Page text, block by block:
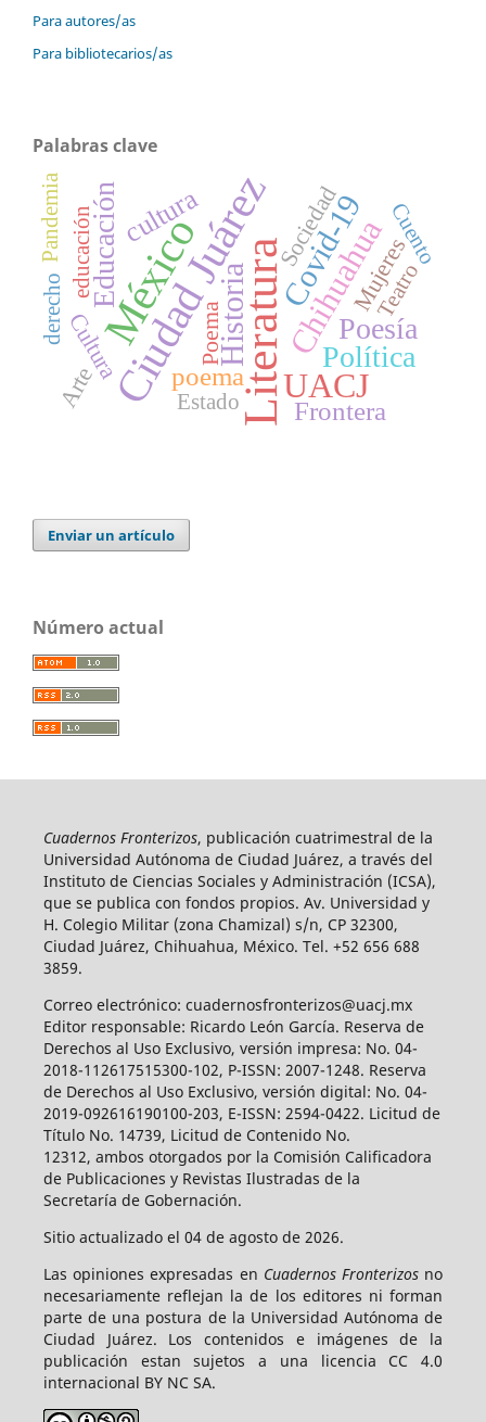
Para autores/as
Para bibliotecarios/as
Palabras clave
Literatura
Ciudad Juárez
México
UACJ
Chihuahua
Historia
Covid-19
Poesía
Educación
Política
cultura
poema
Frontera
Cultura Poema
Arte
Sociedad
Mujeres
derecho Teatro
educación
Pandemia Cuento
Estado
Enviar un artículo
Número actual
Cuadernos Fronterizos, publicación cuatrimestral de la
Universidad Autónoma de Ciudad Juárez, a través del
Instituto de Ciencias Sociales y Administración (ICSA),
que se publica con fondos propios. Av. Universidad y
H. Colegio Militar (zona Chamizal) s/n, CP 32300,
Ciudad Juárez, Chihuahua, México. Tel. +52 656 688
3859.
Correo electrónico: cuadernosfronterizos@uacj.mx
Editor responsable: Ricardo León García. Reserva de
Derechos al Uso Exclusivo, versión impresa: No. 04-
2018-112617515300-102, P-ISSN: 2007-1248. Reserva
de Derechos al Uso Exclusivo, versión digital: No. 04-
2019-092616190100-203, E-ISSN: 2594-0422. Licitud de
Título No. 14739, Licitud de Contenido No.
12312, ambos otorgados por la Comisión Calificadora
de Publicaciones y Revistas Ilustradas de la
Secretaría de Gobernación.
Sitio actualizado el 04 de agosto de 2026.
Las opiniones expresadas en Cuadernos Fronterizosno
necesariamente reflejan la de los editores ni forman
parte de una postura de la Universidad Autónoma de
Ciudad Juárez. Los contenidos e imágenes de la
publicación estan sujetos a una licencia CC 4.0
internacional BY NC SA.